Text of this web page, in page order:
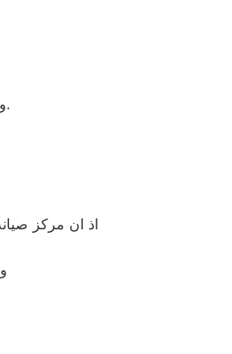
وسيتم تقديمها لك في غضون 24 ساعة فقط.
اذ ان مركز